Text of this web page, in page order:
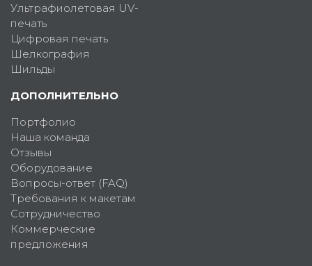
Ультрафиолетовая UV-
печать
Цифровая печать
Шелкография
Шильды
ДОПОЛНИТЕЛЬНО
Портфолио
Наша команда
Отзывы
Оборудование
Вопросы-ответ (FAQ)
Требования к макетам
Сотрудничество
Коммерческие
предложения